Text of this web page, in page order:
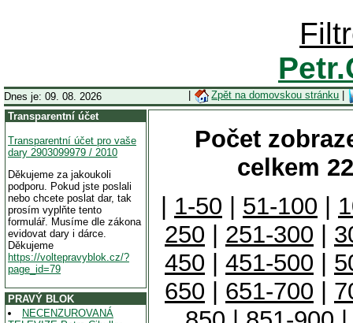
Dnes je: 09. 08. 2026 Zpět na domovskou stránku
Transparentní účet
Transparentní účet pro vaše
dary 2903099979 / 2010
Děkujeme za jakoukoli
podporu. Pokud jste poslali
nebo chcete poslat dar, tak
prosím vyplňte tento
formulář. Musíme dle zákona
evidovat dary i dárce.
Děkujeme
https://voltepravyblok.cz/?
page_id=79
PRAVÝ BLOK
NECENZUROVANÁ
Počet
celkem
1-50 51-100
250
251-300
450
451-500
650
651-700